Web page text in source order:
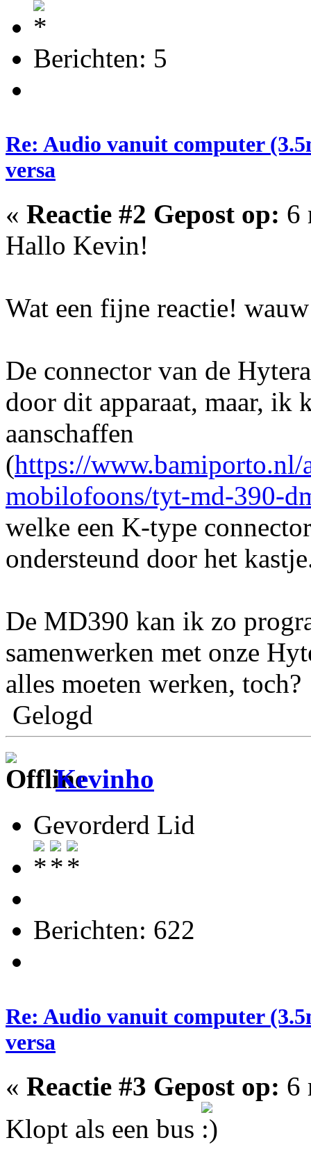
Berichten: 5
Re: Audio vanuit computer
versa
« Reactie #2 Gepost op: 6
Hallo Kevin!
Wat een fijne reactie!
De connector van de
door dit apparaat, maar, ik
aanschaffen
(https://
mobilofoons/tyt-md-390-
welke een K-type
ondersteund door het
De MD390 kan ik zo
samenwerken met onze
alles moeten werken, toch?
Gelogd
Kevinho
Gevorderd Lid
Berichten: 622
Re: Audio vanuit computer
versa
« Reactie #3 Gepost op: 6
Klopt als een bus